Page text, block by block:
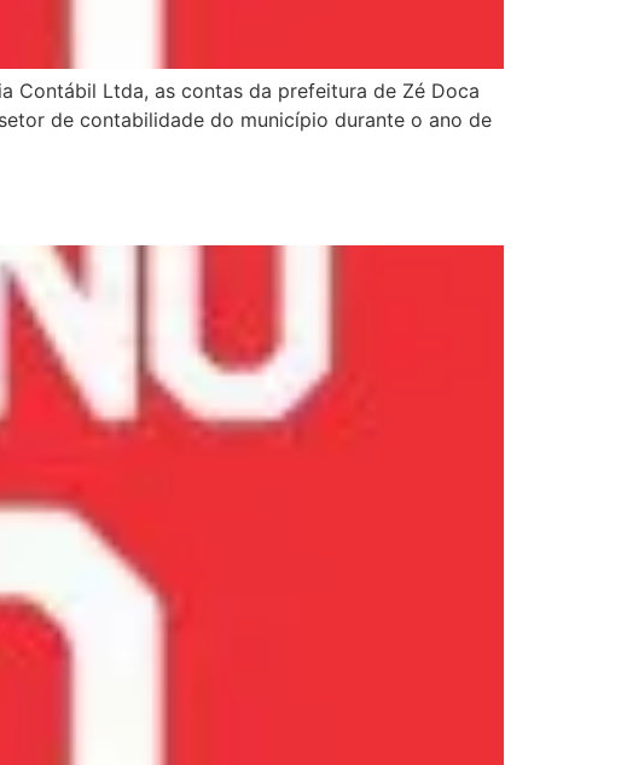
Contábil Ltda, as contas da prefeitura de Zé Doca
de contabilidade do município durante o ano de